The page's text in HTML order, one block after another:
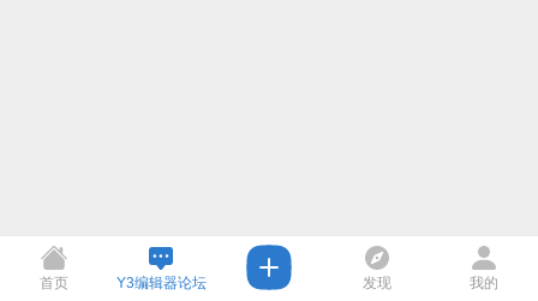
首页 Y3编辑器论坛 发现 我的